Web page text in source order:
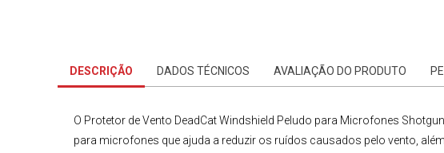
DESCRIÇÃO DADOS TÉCNICOS AVALIAÇÃO DO PRODUTO
O Protetor de Vento DeadCat Windshield Peludo para Microfones
para microfones que ajuda a reduzir os ruídos causados pelo vento,